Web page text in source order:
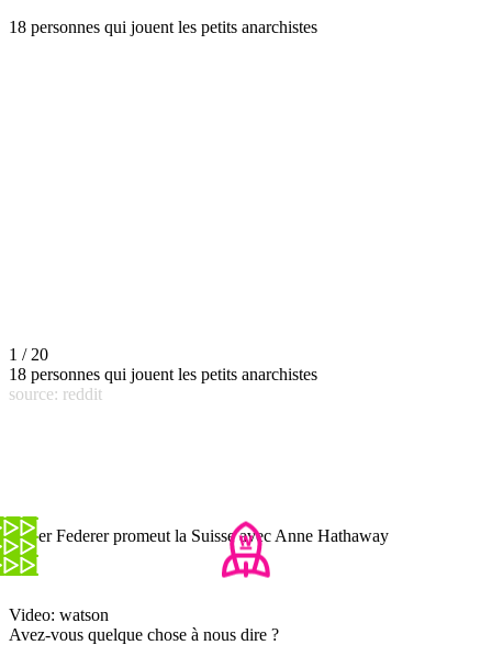
18 personnes qui jouent les petits anarchistes
1 / 20
18 personnes qui jouent les petits anarchistes
source: reddit
Roger Federer promeut la Suisse avec Anne Hathaway
Video: watson
Avez-vous quelque chose à nous dire ?